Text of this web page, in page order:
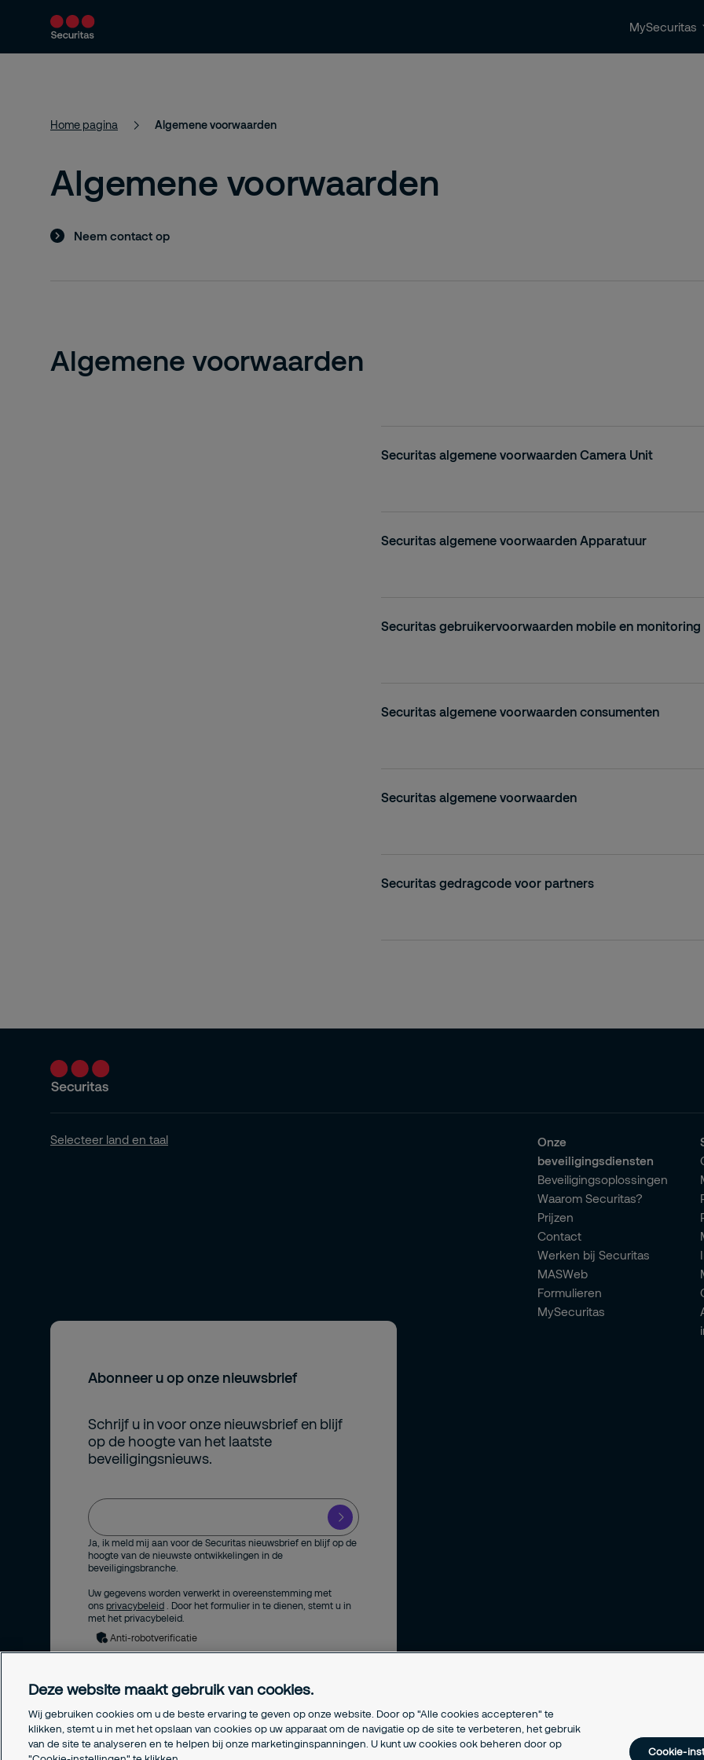
MySecuritas
Producten en diensten Beveiligingsoplossingen Beveiligingstrends & nieuws Contact
Home pagina Algemene voorwaarden
Algemene voorwaarden
Neem contact op
Algemene voorwaarden
Securitas algemene voorwaarden Camera Unit
Securitas algemene voorwaarden Apparatuur
Securitas gebruikervoorwaarden mobile en
Securitas algemene voorwaarden consumenten
Securitas algemene voorwaarden
Securitas gedragcode voor partners
Selecteer land en taal
Abonneer u op onze nieuwsbrief
Schrijf u in voor onze nieuwsbrief en blijf
op de hoogte van het laatste
beveiligingsnieuws.
Ja, ik meld mij aan voor de Securitas nieuwsbrief en blijf op de
hoogte van de nieuwste ontwikkelingen in de
beveiligingsbranche.
Uw gegevens worden verwerkt in overeenstemming met
ons privacybeleid
. Door het formulier in te dienen, stemt u in
met het privacybeleid.
Anti-robotverificatie
Onze
beveiligingsdiensten
Beveiligingsoplossingen
Waarom Securitas?
Prijzen
Contact
Werken bij Securitas
MASWeb
Formulieren
MySecuritas
Deze website maakt gebruik van cookies.
Wij gebruiken cookies om u de beste ervaring te geven op onze website. Door op "Alle cookies accepteren" te
klikken, stemt u in met het opslaan van cookies op uw apparaat om de navigatie op de site te verbeteren, het gebruik
van de site te analyseren en te helpen bij onze marketinginspanningen. U kunt uw cookies ook beheren door op
Cookie-